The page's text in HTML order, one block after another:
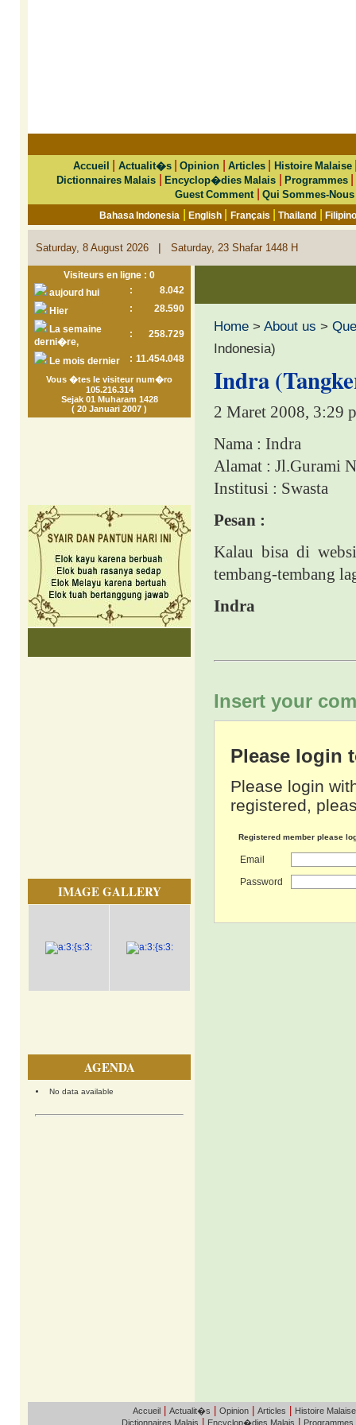
Accueil Actualit�s|Opinion Articles| Histoire Malaise
Dictionnaires Malais |Encyclop�dies Malais |Programmes
Guest Comment Qui Sommes-Nous
Bahasa Indonesia |English Français |Thailand |
Saturday, 8 August 2026 | Saturday, 23 Shafar 1448 H
Visiteurs en ligne : 0
aujourd hui
:
8.042
Hier
:
28.590
La semaine
derni�re,
: 258.729
Le mois dernier : 11.454.048
Vous �tes le visiteur num�ro
105.216.314
Sejak 01 Muharam 1428
( 20 Januari 2007 )
IMAGE GALLERY
AGENDA
No data available
Home > About us >
Indonesia)
Indra
2 Maret 2008, 3:29
Nama : Indra
Alamat : Jl.Gurami
Institusi : Swasta
Pesan :
Kalau bisa di
tembang-tembang
Indra
Insert your
Please login
Please login
registered,
Registered member please
Email
Password
Accueil| Actualit�s Opinion| Articles Histoire Malaise
Dictionnaires Malais Encyclop�dies Malais Programmes